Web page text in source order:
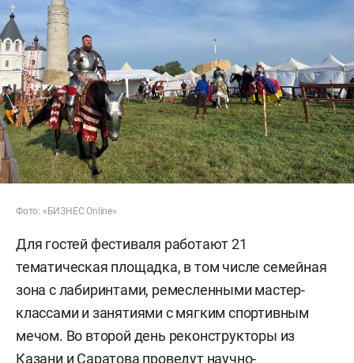
Фото: «БИЗНЕС Online»
Для гостей фестиваля работают 21
тематическая площадка, в том числе семейная
зона с лабиринтами, ремесленными мастер-
классами и занятиями с мягким спортивным
мечом. Во второй день реконструкторы из
Казани и Саратова проведут научно-